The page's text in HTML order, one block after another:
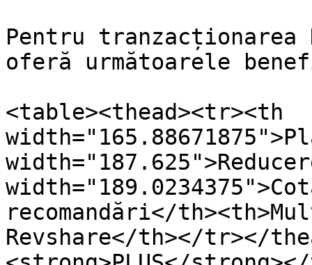
Pentru tranzacționarea
oferă următoarele
<table><thead><tr><th
recomandări</
Revshare</th></tr></